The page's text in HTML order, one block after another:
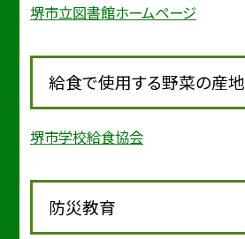
堺市立図書館ホームページ
給食で使用する野菜の産地
堺市学校給食協会
防災教育